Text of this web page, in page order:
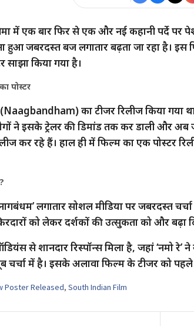
में एक बार फिर से एक और नई कहानी पर्दे पर
हुआ जबरदस्त बज लगातार बढ़ता जा रहा है।
साझा किया गया है।
पोस्टर
(Naagbandham) का टीजर रिलीज किया गया
ने इसके ट्रेलर की डिमांड तक कर डाली और
कर रहे हैं। हाल ही में फिल्म का एक पोस्टर
लगातार सोशल मीडिया पर जबरदस्त
को लेकर दर्शकों की उत्सुकता को और बढ़ा
से शानदार रिस्पॉन्स मिला है, जहां ‘नमो
में है। इसके अलावा फिल्म के टीजर को पहले
Poster Released, South Indian Film